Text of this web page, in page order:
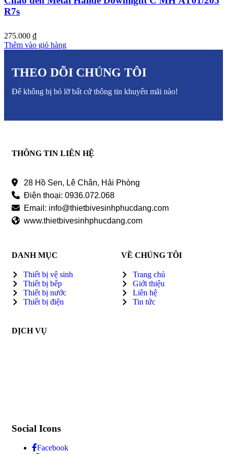
R7s
275.000 ₫
Thêm vào giỏ hàng
THEO DÕI CHÚNG TÔI
Để không bị bỏ lỡ bất cứ thông tin khuyến mãi nào!
THÔNG TIN LIÊN HỆ
28 Hồ Sen, Lê Chân, Hải Phòng
Điện thoại: 0936.072.068
Email: info@thietbivesinhphucdang.com
www.thietbivesinhphucdang.com
DANH MỤC
Thiết bị vệ sinh
Thiết bị bếp
Thiết bị nước
Thiết bị điện
VỀ CHÚNG TÔI
Trang chủ
Giới thiệu
Liên hệ
Tin tức
DỊCH VỤ
Social Icons
Facebook